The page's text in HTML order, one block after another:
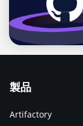
製品
Artifactory